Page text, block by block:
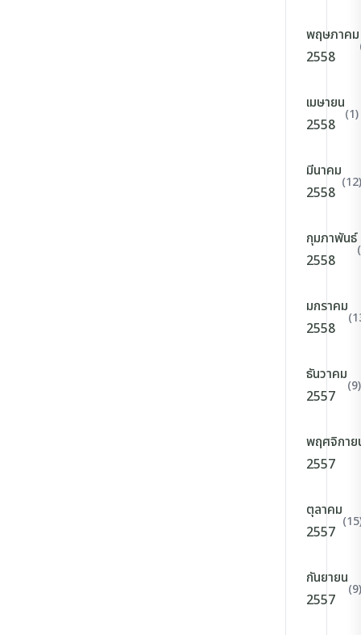
พฤษภาคม
2558
เมษายน
2558
(1)
มีนาคม
2558
(12)
กุมภาพันธ์
2558
มกราคม
2558
ธันวาคม
2557
(9)
พฤศจิกาย
2557
ตุลาคม
2557
กันยายน
2557
(9)